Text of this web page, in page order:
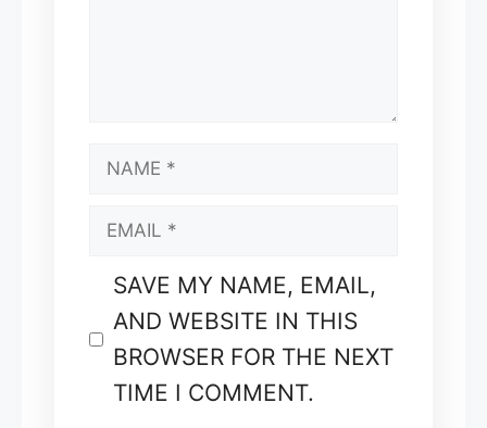
NAME
EMAIL
SAVE MY NAME, EMAIL,
AND WEBSITE IN THIS
BROWSER FOR THE NEXT
TIME I COMMENT.